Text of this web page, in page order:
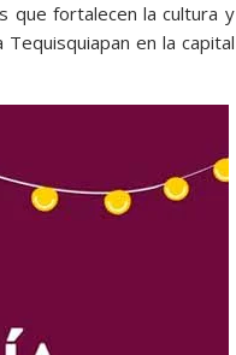
que fortalecen la cultura y
en la capital